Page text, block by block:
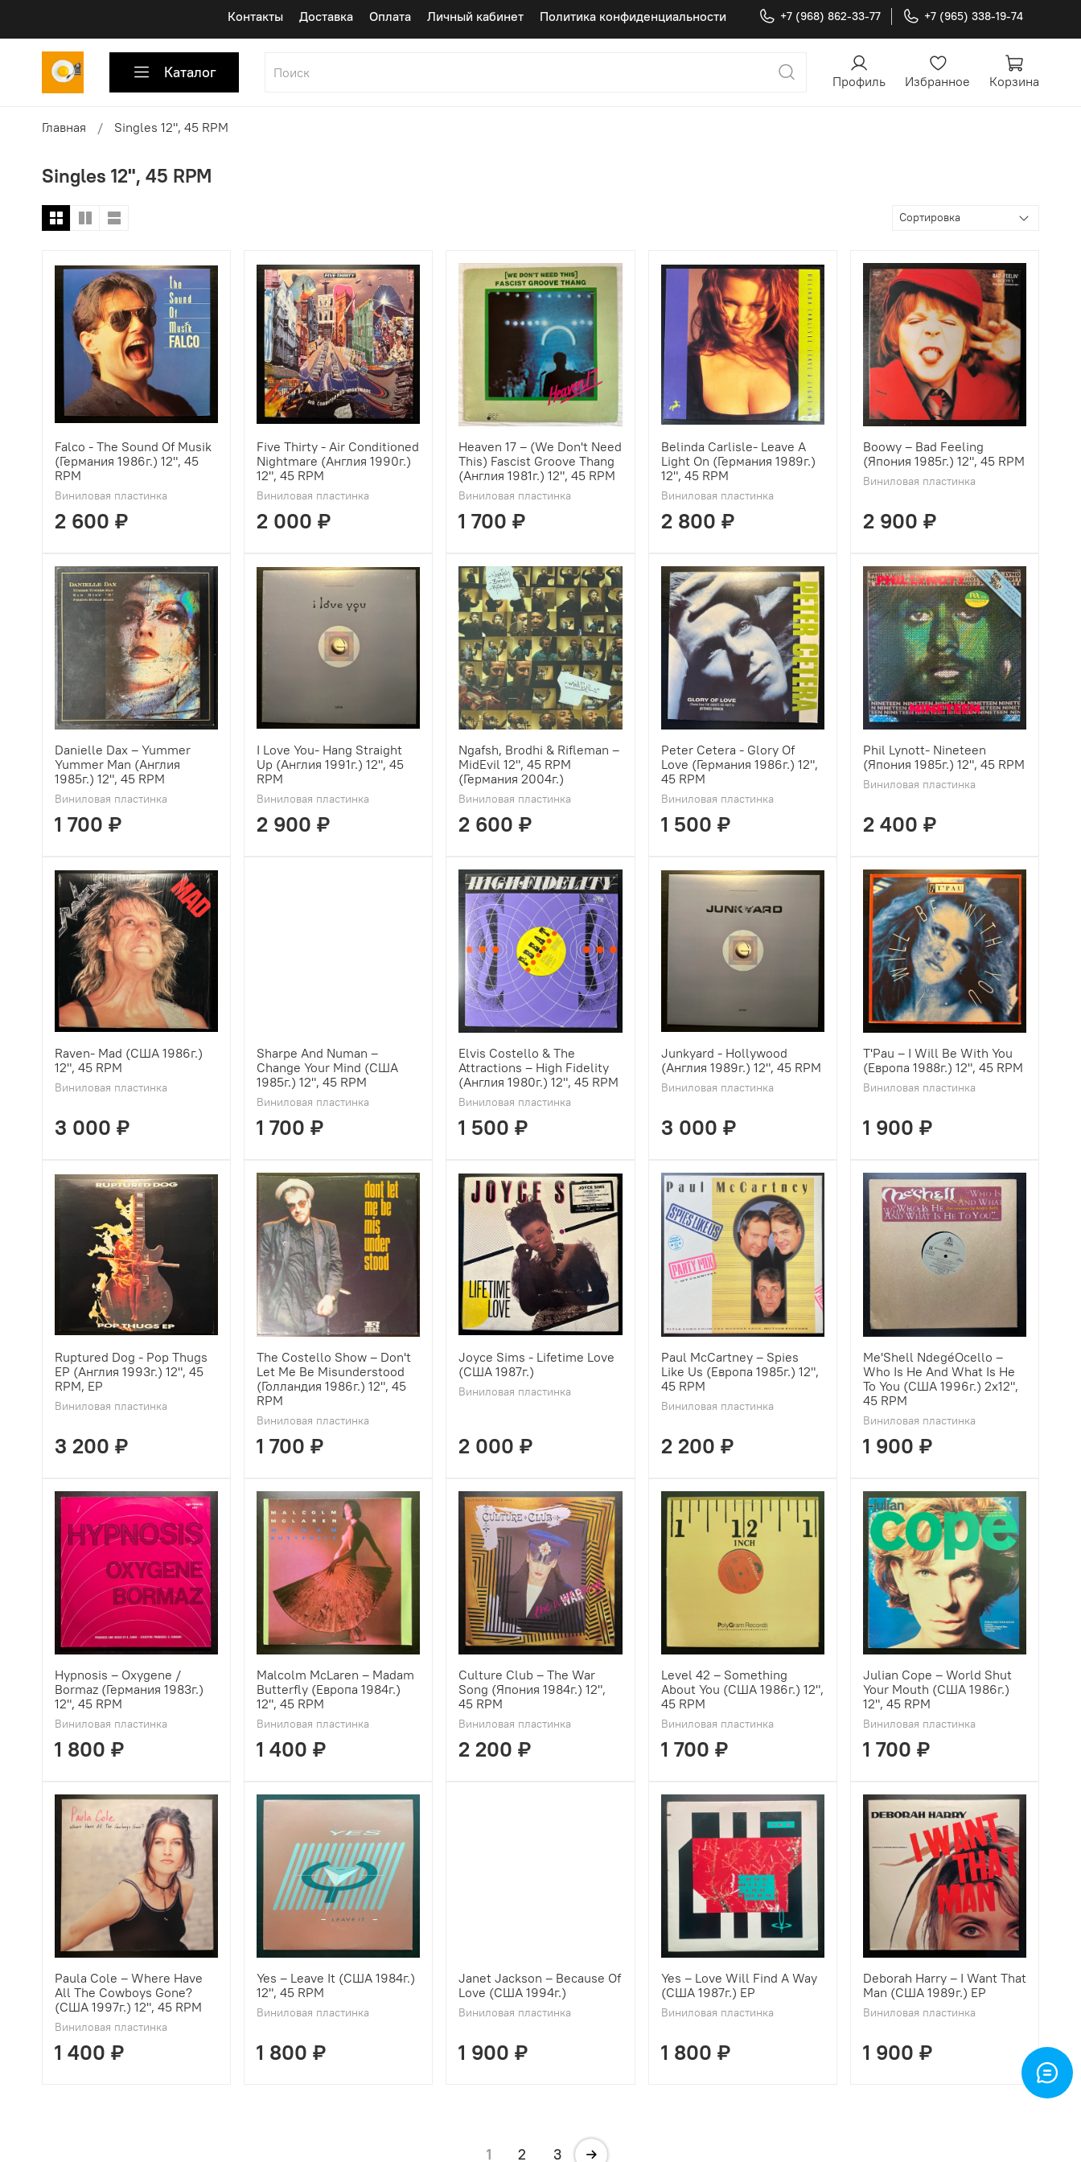
Контакты Доставка Оплата Личный кабинет Политика конфиденциальности +7 (968) 862-33-77 +7 (965) 338-19-74
Каталог Профиль Избранное Корзина
Главная Singles 12", 45 RPM
Singles 12", 45 RPM
Falco - The Sound Of Musik
(Германия 1986г.) 12", 45
RPM
Виниловая пластинка
2 600 ₽
Five Thirty - Air Conditioned
Nightmare (Англия 1990г.)
12", 45 RPM
Виниловая пластинка
2 000 ₽
Heaven 17 ‎– (We Don't Need
This) Fascist Groove Thang
(Англия 1981г.) 12", 45 RPM
Виниловая пластинка
1 700 ₽
Belinda Carlisle- Leave A
Light On (Германия 1989г.)
12", 45 RPM
Виниловая пластинка
2 800 ₽
Boowy ‎– Bad Feeling
(Япония 1985г.) 12", 45 RPM
Виниловая пластинка
2 900 ₽
Danielle Dax ‎– Yummer
Yummer Man (Англия
1985г.) 12", 45 RPM
Виниловая пластинка
1 700 ₽
I Love You- Hang Straight
Up (Англия 1991г.) 12", 45
RPM
Виниловая пластинка
2 900 ₽
Ngafsh, Brodhi & Rifleman ‎–
MidEvil 12", 45 RPM
(Германия 2004г.)
Виниловая пластинка
2 600 ₽
Peter Cetera - Glory Of
Love (Германия 1986г.) 12",
45 RPM
Виниловая пластинка
1 500 ₽
Phil Lynott- Nineteen
(Япония 1985г.) 12", 45 RPM
Виниловая пластинка
2 400 ₽
Raven- Mad (США 1986г.)
12", 45 RPM
Виниловая пластинка
3 000 ₽
Sharpe And Numan ‎–
Change Your Mind (США
1985г.) 12", 45 RPM
Виниловая пластинка
1 700 ₽
Elvis Costello & The
Attractions – High Fidelity
(Англия 1980г.) 12", 45 RPM
Виниловая пластинка
1 500 ₽
Junkyard - Hollywood
(Англия 1989г.) 12", 45 RPM
Виниловая пластинка
3 000 ₽
T'Pau ‎– I Will Be With You
(Европа 1988г.) 12", 45 RPM
Виниловая пластинка
1 900 ₽
Ruptured Dog - Pop Thugs
EP (Англия 1993г.) 12", 45
RPM, EP
Виниловая пластинка
3 200 ₽
The Costello Show ‎– Don't
Let Me Be Misunderstood
(Голландия 1986г.) 12", 45
RPM
Виниловая пластинка
1 700 ₽
Joyce Sims - Lifetime Love
(США 1987г.)
Виниловая пластинка
2 000 ₽
Paul McCartney ‎– Spies
Like Us (Европа 1985г.) 12",
45 RPM
Виниловая пластинка
2 200 ₽
Me'Shell NdegéOcello ‎–
Who Is He And What Is He
To You (США 1996г.) 2х12",
45 RPM
Виниловая пластинка
1 900 ₽
Hypnosis ‎– Oxygene /
Bormaz (Германия 1983г.)
12", 45 RPM
Виниловая пластинка
1 800 ₽
Malcolm McLaren ‎– Madam
Butterfly (Европа 1984г.)
12", 45 RPM
Виниловая пластинка
1 400 ₽
Culture Club ‎– The War
Song (Япония 1984г.) 12",
45 RPM
Виниловая пластинка
2 200 ₽
Level 42 ‎– Something
About You (США 1986г.) 12",
45 RPM
Виниловая пластинка
1 700 ₽
Julian Cope ‎– World Shut
Your Mouth (США 1986г.)
12", 45 RPM
Виниловая пластинка
1 700 ₽
Paula Cole ‎– Where Have
All The Cowboys Gone?
(США 1997г.) 12", 45 RPM
Виниловая пластинка
1 400 ₽
Yes ‎– Leave It (США 1984г.)
12", 45 RPM
Виниловая пластинка
1 800 ₽
Janet Jackson ‎– Because Of
Love (США 1994г.)
Виниловая пластинка
1 900 ₽
Yes ‎– Love Will Find A Way
(США 1987г.) EP
Виниловая пластинка
1 800 ₽
Deborah Harry ‎– I Want That
Man (США 1989г.) EP
Виниловая пластинка
1 900 ₽
1 2 3